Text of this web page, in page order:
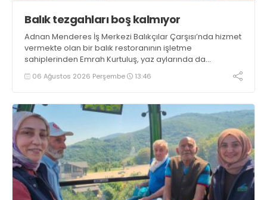
Balık tezgahları boş kalmıyor
Adnan Menderes İş Merkezi Balıkçılar Çarşısı’nda hizmet
vermekte olan bir balık restoranının işletme
sahiplerinden Emrah Kurtuluş, yaz aylarında da
tezgahlarda taze balık bulunduğunu ifade ederek “Yıl
boyunca tezgahlarda taze balık bulmak mümkün
06 Ağustos 2026 Perşembe 13:46